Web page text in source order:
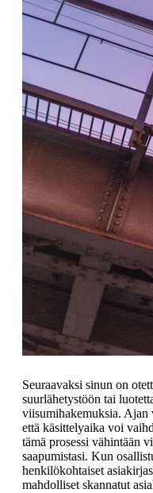
Seuraavaksi sinun on
suurlähetystöön tai
viisumihakemuksia. Ajan
että käsittelyaika voi
tämä prosessi vähintään
saapumistasi. Kun
henkilökohtaiset
mahdolliset skannatut